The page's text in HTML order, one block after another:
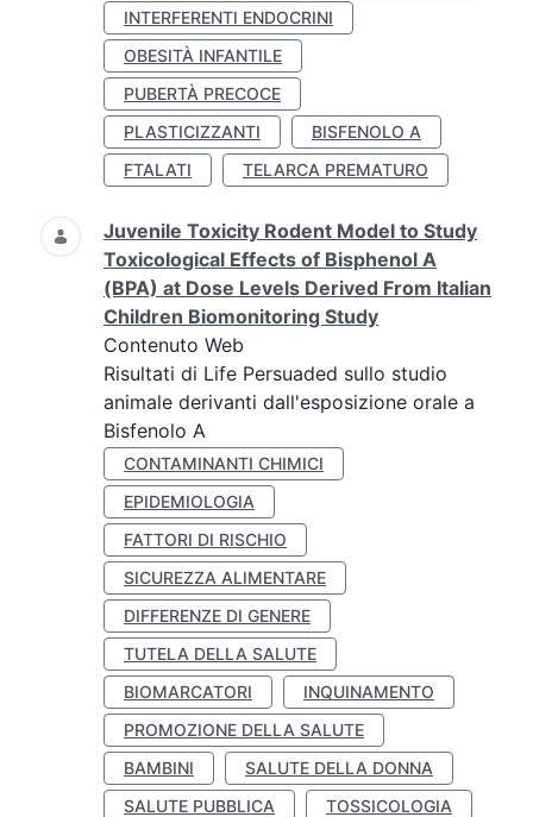
INTERFERENTI ENDOCRINI
OBESITÀ INFANTILE
PUBERTÀ PRECOCE
PLASTICIZZANTI
BISFENOLO A
FTALATI
TELARCA PREMATURO
Juvenile Toxicity Rodent Model to Study
Toxicological Effects of Bisphenol A
(BPA) at Dose Levels Derived From Italian
Children Biomonitoring Study
Contenuto Web
Risultati di Life Persuaded sullo studio
animale derivanti dall'esposizione orale a
Bisfenolo A
CONTAMINANTI CHIMICI
EPIDEMIOLOGIA
FATTORI DI RISCHIO
SICUREZZA ALIMENTARE
DIFFERENZE DI GENERE
TUTELA DELLA SALUTE
BIOMARCATORI
INQUINAMENTO
PROMOZIONE DELLA SALUTE
BAMBINI
SALUTE DELLA DONNA
SALUTE PUBBLICA
TOSSICOLOGIA